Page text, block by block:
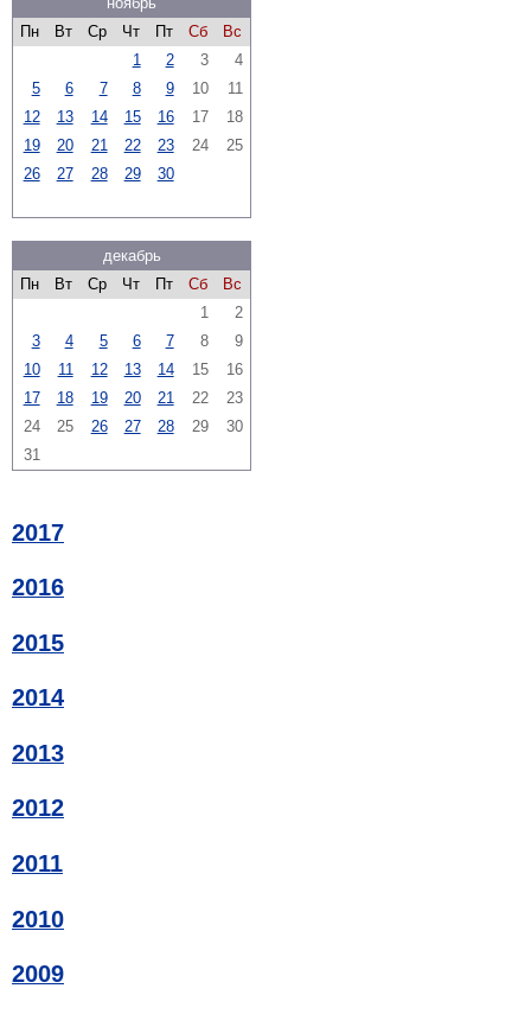
Пн
Вт Ср Чт Пт Сб
Вс
1
2 3
4
5
6 7 8 9 10
11
12
13 14 15 16 17
18
19
20 21 22 23 24
25
26
27 28 29 30
декабрь
Пн
Вт Ср Чт Пт Сб
Вс
1
2
3
4 5 6 7 8
9
10
11 12 13 14 15
16
17
18 19 20 21 22
23
24
25 26 27 28 29
30
31
2017
2016
2015
2014
2013
2012
2011
2010
2009